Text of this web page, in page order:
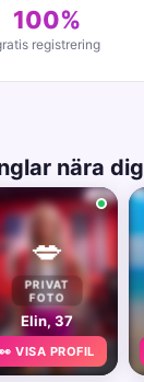
100%
registrering
nära dig
💋
PRIVAT
FOTO
Elin, 37
👀 VISA PROFIL